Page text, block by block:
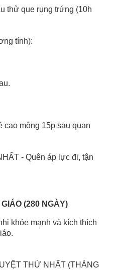
thử que rụng trứng (10h
tính):
cao mông 15p sau quan
- Quên áp lực đi, tận
(280 NGÀY)
khỏe mạnh và kích thích
THỨ NHẤT (THÁNG